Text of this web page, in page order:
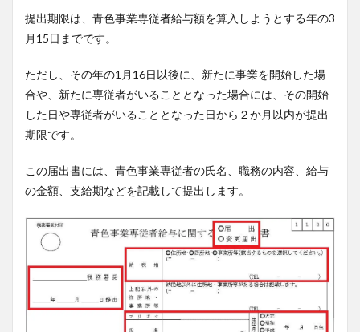
提出期限は、青色事業専従者給与額を算入しようとする年の3
月15日までです。
ただし、その年の1月16日以後に、新たに事業を開始した場
合や、新たに専従者がいることとなった場合には、その開始
した日や専従者がいることとなった日から２か月以内が提出
期限です。
この届出書には、青色事業専従者の氏名、職務の内容、給与
の金額、支給期などを記載して提出します。